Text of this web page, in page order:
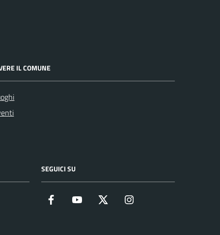
IL COMUNE
SEGUICI SU
Facebook YouTube Twitter